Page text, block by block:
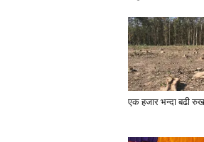
एक हजार भन्दा बढी